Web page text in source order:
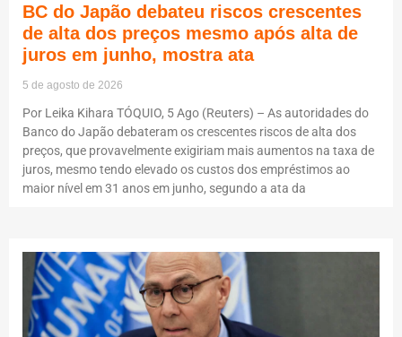
BC do Japão debateu riscos crescentes
de alta dos preços mesmo após alta de
juros em junho, mostra ata
5 de agosto de 2026
Por Leika Kihara TÓQUIO, 5 Ago (Reuters) – As autoridades do
Banco do Japão debateram os crescentes riscos de alta dos
preços, que provavelmente exigiriam mais aumentos na taxa de
juros, mesmo tendo elevado os custos dos empréstimos ao
maior nível em 31 anos em junho, segundo a ata da